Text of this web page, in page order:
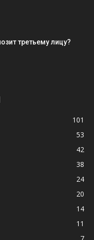
третьему лицу?
101
53
42
38
24
20
14
11